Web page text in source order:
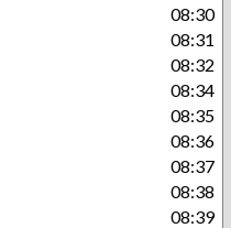
08:30
08:31
08:32
08:34
08:35
08:36
08:37
08:38
08:39